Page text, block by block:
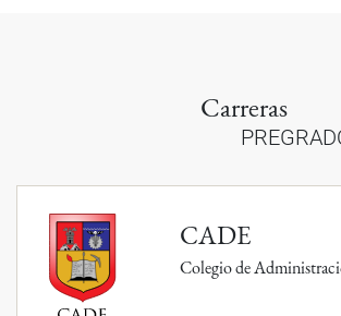
Carreras
CADE
Colegio de